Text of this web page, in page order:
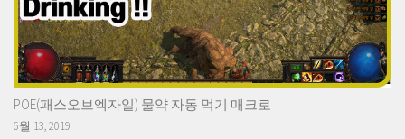
POE(패스오브엑자일) 물약 자동 먹기 매크로
6월 13, 2019